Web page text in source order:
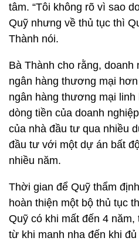
tâm. “Tôi không rõ vì sao
Quỹ nhưng về thủ tục thì
Thành nói.
Bà Thành cho rằng,
ngân hàng thương mại
ngân hàng thương mại
dòng tiền của doanh
của nhà đầu tư qua nhiều
đầu tư với một dự án bất
nhiều năm.
Thời gian để Quỹ thẩm
hoàn thiện một bộ thủ tục
Quỹ có khi mất đến 4
từ khi manh nha đến khi